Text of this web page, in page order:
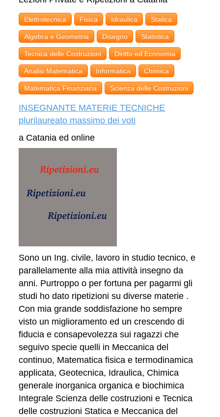
Elettrotecnica Fisica Idraulica Statica
Algebra e Geometria Disegno Statistica
Tecnica delle Costruzioni Diritto ed Economia
Analisi Matematica Informatica Chimica
Matematica Finanziaria Scienza delle Costruzioni
INSEGNANTE MATERIE TECNICHE
plurilaureato massimo dei voti
a Catania ed online
Sono un Ing. civile, lavoro in studio tecnico, e
parallelamente alla mia attività insegno da
anni. Purtroppo o per fortuna per pagarmi gli
studi ho dato ripetizioni su diverse materie .
Con mia grande soddisfazione ho sempre
visto un miglioramento ed un crescendo di
fiducia e consapevolezza sui ragazzi che
seguivo specie quelli in Meccanica del
continuo, Matematica fisica e termodinamica
applicata, Geotecnica, Idraulica, Chimica
generale inorganica organica e biochimica
Integrale Scienza delle costruzioni e Tecnica
delle costruzioni Statica e Meccanica del